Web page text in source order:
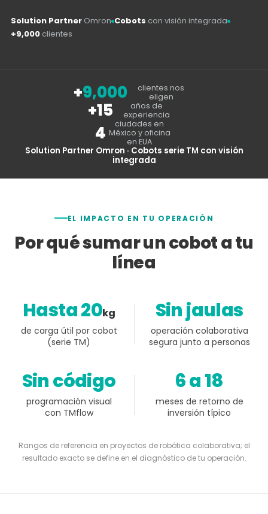
Solution Partner Omron Cobots con visión integrada
+9,000 clientes
+9,000
clientes nos
eligen
+15
años de
experiencia
4
ciudades en
México y oficina
en EUA
Solution Partner Omron · Cobots serie TM con visión
integrada
EL IMPACTO EN TU OPERACIÓN
Por qué sumar un cobot a tu
línea
Hasta 20kg
de carga útil por cobot
(serie TM)
Sin jaulas
operación colaborativa
segura junto a personas
Sin código
programación visual
con TMflow
6 a 18
meses de retorno de
inversión típico
Rangos de referencia en proyectos de robótica colaborativa; el
resultado exacto se define en el diagnóstico de tu operación.